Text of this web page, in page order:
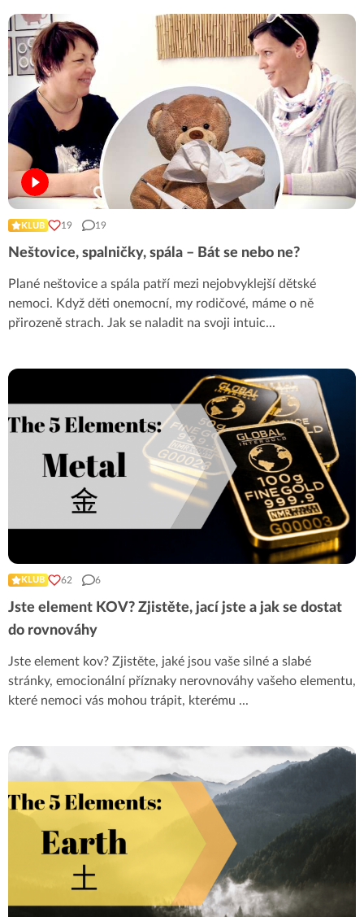
KLUB 19 19
Neštovice, spalničky, spála – Bát se nebo ne?
Plané neštovice a spála patří mezi nejobvyklejší dětské
nemoci. Když děti onemocní, my rodičové, máme o ně
přirozeně strach. Jak se naladit na svoji intuic...
KLUB 62 6
Jste element KOV? Zjistěte, jací jste a jak se dostat
do rovnováhy
Jste element kov? Zjistěte, jaké jsou vaše silné a slabé
stránky, emocionální příznaky nerovnováhy vašeho elementu,
které nemoci vás mohou trápit, kterému ...